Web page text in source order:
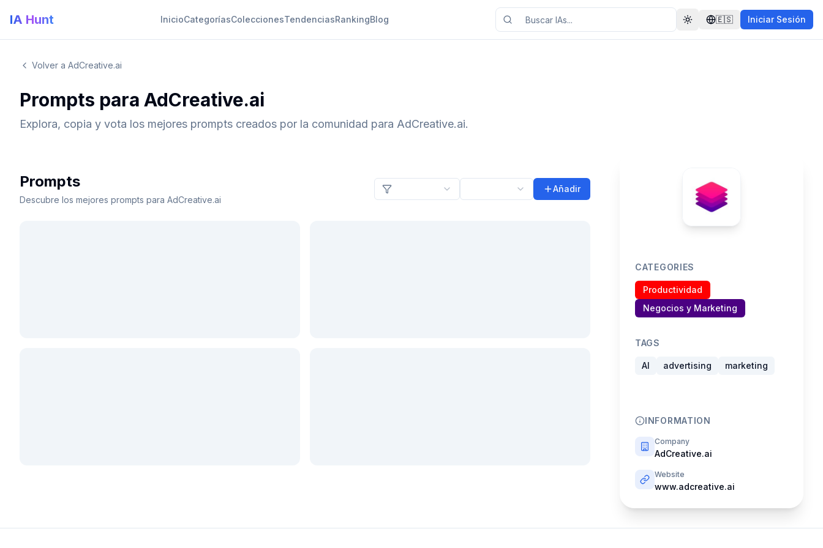
IA Hunt InicioCategoríasColeccionesTendenciasRankingBlog Toggle theme
🇪🇸 Iniciar Sesión
Volver a AdCreative.ai
Prompts para AdCreative.ai
Explora, copia y vota los mejores prompts creados por la comunidad para AdCreative.ai.
Prompts
Descubre los mejores prompts para AdCreative.ai
Añadir
CATEGORIES
Productividad
Negocios y Marketing
TAGS
AI advertising marketing
INFORMATION
Company
AdCreative.ai
Website
www.adcreative.ai